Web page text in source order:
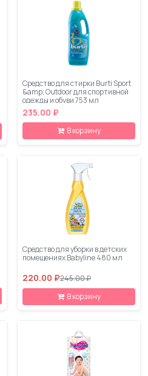
Средство для стирки Burti Sport
&amp; Outdoor для спортивной
одежды и обуви 753 мл
235.00 ₽
В корзину
Средство для уборки в детских
помещениях Babyline 480 мл
220.00 ₽245.00 ₽
В корзину